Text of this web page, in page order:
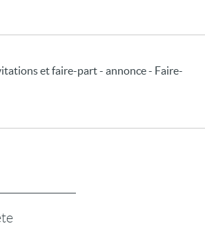
et faire-part - annonce - Faire-